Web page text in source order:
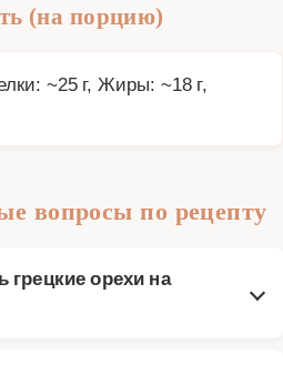
(на порцию)
~25 г, Жиры: ~18 г,
вопросы по рецепту
орехи на